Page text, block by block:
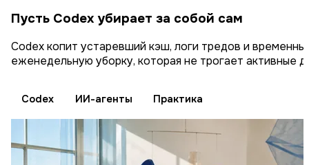
Пусть Codex убирает за собой сам
Codex копит устаревший кэш, логи тредов и
еженедельную уборку, которая не трогает активные
Codex ИИ-агенты Практика